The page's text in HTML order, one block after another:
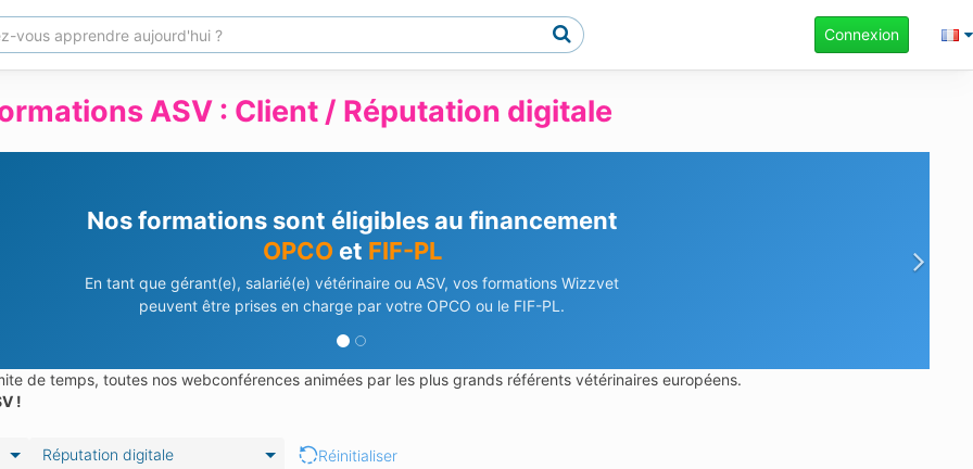
Connexion
ASV : Client / Réputation digitale
Nos formations sont éligibles au financement
OPCO et FIF-PL
En tant que gérant(e), salarié(e) vétérinaire ou ASV, vos formations Wizzvet
peuvent être prises en charge par votre OPCO ou le FIF-PL.
de temps, toutes nos webconférences animées par les plus grands référents vétérinaires européens.
!
Réputation digitale Réinitialiser